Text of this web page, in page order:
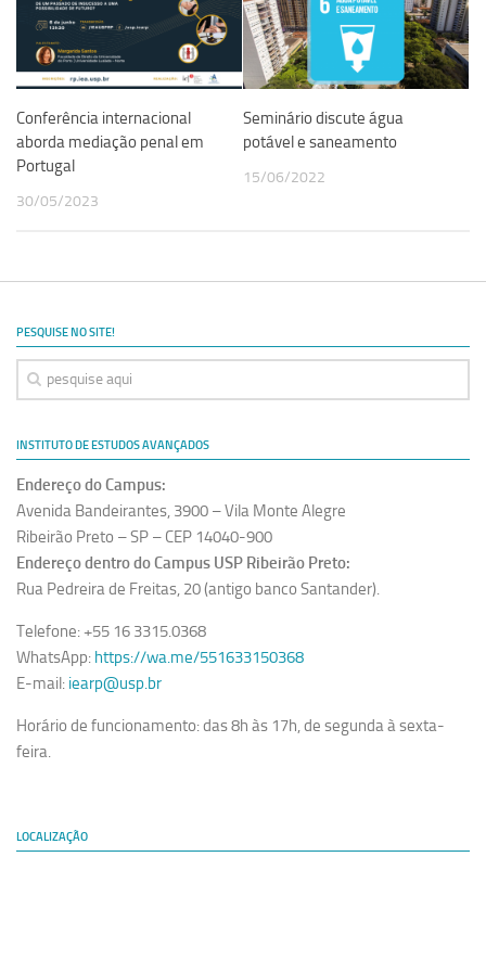
Revista Estudos Avançados
Espaço Cultural
Contato
Newsletter
Conferência internacional
aborda mediação penal em
Portugal
30/05/2023
Seminário discute água
potável e saneamento
15/06/2022
PESQUISE NO SITE!
INSTITUTO DE ESTUDOS AVANÇADOS
Endereço do Campus:
Avenida Bandeirantes, 3900 – Vila Monte Alegre
Ribeirão Preto – SP – CEP 14040-900
Endereço dentro do Campus USP Ribeirão Preto:
Rua Pedreira de Freitas, 20 (antigo banco Santander).
Telefone: +55 16 3315.0368
WhatsApp: https://wa.me/551633150368
E-mail: iearp@usp.br
Horário de funcionamento: das 8h às 17h, de segunda à sexta-
feira.
LOCALIZAÇÃO